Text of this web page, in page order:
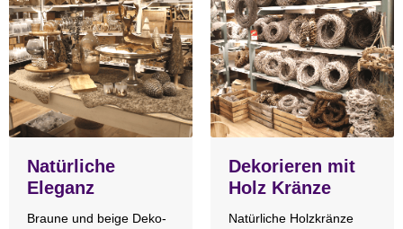
Natürliche
Eleganz
Braune und beige Deko-
Dekorieren mit
Holz Kränze
Natürliche Holzkränze